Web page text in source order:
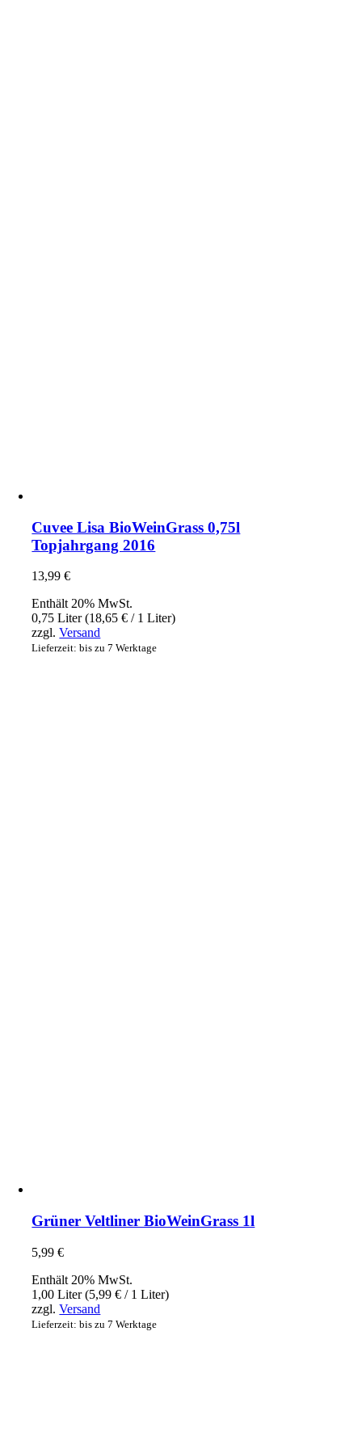
Cuvee Lisa BioWeinGrass 0,75l
Topjahrgang 2016
13,99€
Enthält 20% MwSt.
0,75 Liter (18,65€ / 1 Liter)
zzgl.Versand
Lieferzeit: bis zu 7 Werktage
Grüner Veltliner BioWeinGrass 1l
5,99€
Enthält 20% MwSt.
1,00 Liter (5,99€ / 1 Liter)
zzgl.Versand
Lieferzeit: bis zu 7 Werktage